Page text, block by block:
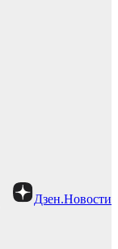
Дзен.Новости